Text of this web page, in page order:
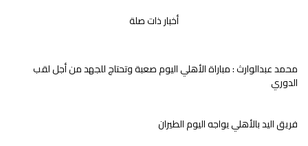
أخبار ذات صلة
محمد عبدالوارث : مباراة الأهلي اليوم صعبة وتحتاج للجهد من أجل لقب
الدوري
فريق اليد بالأهلي يواجه اليوم الطيران